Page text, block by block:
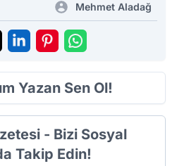
Mehmet Aladağ
Yazan Sen Ol!
- Bizi Sosyal
Takip Edin!